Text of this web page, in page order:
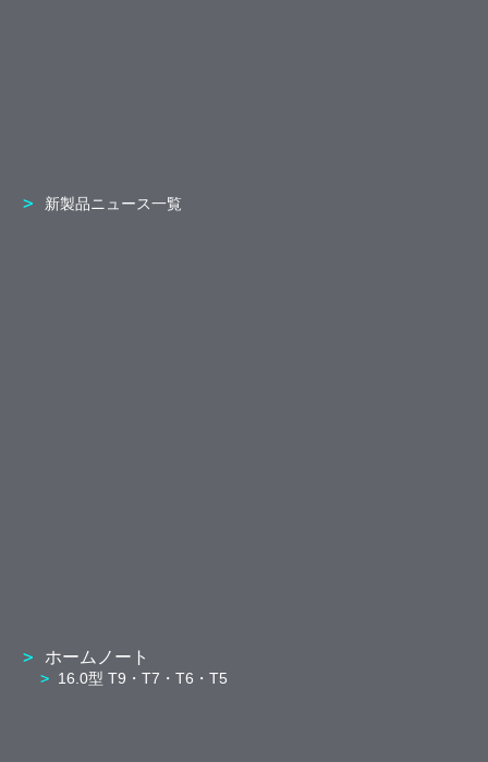
新製品ニュース一覧
ホームノート
16.0型 T9・T7・T6・T5